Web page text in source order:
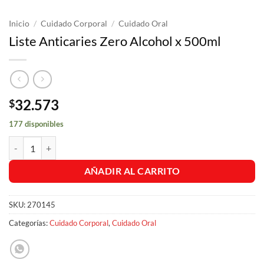
Inicio / Cuidado Corporal / Cuidado Oral
Liste Anticaries Zero Alcohol x 500ml
$32.573
177 disponibles
AÑADIR AL CARRITO
SKU: 270145
Categorías:Cuidado Corporal, Cuidado Oral